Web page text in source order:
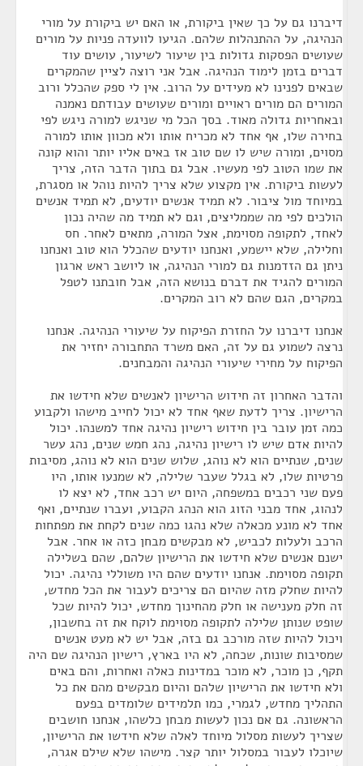
דיברנו גם על כך שאין ביקורת, או האם יש ביקורת על מורי
הנהיגה, על ההתנהלות שלהם. הגיעו לוועדה פניות על מורים
שעושים הפסקות גדולות בין שיעור לשיעור, עושים עוד
דברים בזמן לימוד הנהיגה. אבל אני רוצה לציין שהמקרים
שבאים לפנינו לא מעידים על הרוב. אין לי ספק שהכלל ורוב
המורים הם מורים ראויים ומורים שעושים עבודתם נאמנה
ובאחריות גדולה מאוד. בסך הכל מי שניגש למורה ניגש לפי
בחירה שלו, אף אחד לא מכריח אותו ולא מכוון אותו למורה
מסוים, ומורה שיש לו שם טוב אז באים אליו יותר והוא קונה
את שמו הטוב לפי מעשיו. אבל גם בתוך הדבר הזה, צריך
לעשות ביקורת. אין מקצוע שלא צריך להיות נוהל או מסגרת,
במיוחד מול ציבור. לא תמיד אנשים יודעים, לא תמיד אנשים
הולכים לפי מה שממליצים, וגם לא תמיד מה שהיה נכון
לאחד, לתקופה מסוימת, אצל המורה, מתאים לאחר. חס
וחלילה, שלא יישמע, ואנחנו יודעים שהכלל הוא טוב ואנחנו
ניתן גם הזדמנות גם למורי הנהיגה, או ליושב ראש ארגון
המורים להגיד את דברם בנושא הזה, אבל חובתנו לטפל
במקרים, הגם שהם לא רוב המקרים.
אנחנו דיברנו על החזרת הפיקוח על שיעורי הנהיגה. אנחנו
נרצה לשמוע גם על זה, האם משרד התחבורה יחזיר את
הפיקוח על מחירי שיעורי הנהיגה והמבחנים.
והדבר האחרון זה חידוש הרישיון לאנשים שלא חידשו את
הרישיון. צריך לדעת שאף אחד לא יכול לחייב מישהו ולקבוע
כמה זמן עובר בין חידוש רישיון נהיגה אחד למשנהו. יכול
להיות אדם שיש לו רישיון נהיגה, נהג חמש שנים, נהג עשר
שנים, שנתיים הוא לא נוהג, שלוש שנים הוא לא נוהג, מסיבות
פרטיות שלו, לא בגלל שעבר שלילה, לא שמנעו אותו, היו
פעם שני רכבים במשפחה, היום יש רכב אחד, לא יצא לו
לנהוג, אחד מבני הזוג הוא הנהג הקבוע, ועברו שנתיים, ואף
אחד לא מונע מכאלה שלא נהגו כמה שנים לקחת את מפתחות
הרכב ולעלות לכביש, לא מבקשים מבחן כזה או אחר. אבל
ישנם אנשים שלא חידשו את הרישיון שלהם, שהם בשלילה
תקופה מסוימת. אנחנו יודעים שהם היו משוללי נהיגה. יכול
להיות שחלק מזה שהיום הם צריכים לעבור את הכל מחדש,
זה חלק מענישה או חלק מהחינוך מחדש, יכול להיות שכל
שופט שנותן שלילה לתקופה מסוימת לוקח את זה בחשבון,
ויכול להיות שזה מורכב גם בזה, אבל יש לא מעט אנשים
שמסיבות שונות, שכחה, לא היו בארץ, רישיון הנהיגה שם היה
תקף, כן מוכר, לא מוכר במדינות כאלה ואחרות, והם באים
ולא חידשו את הרישיון שלהם והיום מבקשים מהם את כל
התהליך מחדש, לגמרי, כמו תלמידים שלומדים בפעם
הראשונה. גם אם נכון לעשות מבחן כלשהו, אנחנו חושבים
שצריך לעשות מסלול מיוחד לאלה שלא חידשו את הרישיון,
שיוכלו לעבור במסלול יותר קצר. מישהו שלא שילם אגרה,